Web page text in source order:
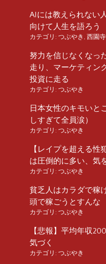
AIには教えられない
向けて人生を語ろう
カテゴリ: つぶやき 西園
努力を信じなくなっ
走り、マーケティン
投資に走る
カテゴリ: つぶやき
日本女性のキモいと
しすぎて全員涙）
カテゴリ: つぶやき
【レイプを超える
は圧倒的に多い、気
カテゴリ: つぶやき
貧乏人はカラダで
頭で稼ごうとすんな
カテゴリ: つぶやき
【悲報】平均年収
気づく
カテゴリ: つぶやき